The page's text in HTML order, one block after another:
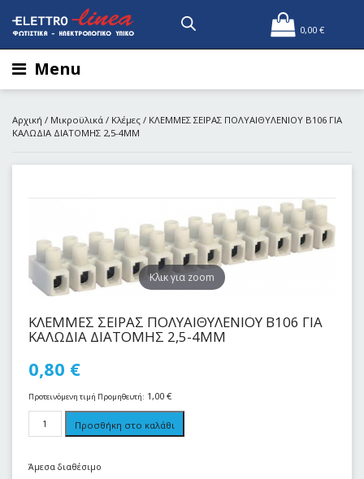
0,00 €
Menu
Αρχική / Μικροϋλικά / Κλέμες / ΚΛΕΜΜΕΣ ΣΕΙΡΑΣ ΠΟΛΥΑΙΘΥΛΕΝΙΟΥ Β106 ΓΙΑ
ΚΑΛΩΔΙΑ ΔΙΑΤΟΜΗΣ 2,5-4MM
Kλικ για zoom
ΚΛΕΜΜΕΣ ΣΕΙΡΑΣ ΠΟΛΥΑΙΘΥΛΕΝΙΟΥ Β106 ΓΙΑ
ΚΑΛΩΔΙΑ ΔΙΑΤΟΜΗΣ 2,5-4MM
0,80 €
Προτεινόμενη τιμή Προμηθευτή: 1,00 €
Προσθήκη στο καλάθι
Άμεσα διαθέσιμο